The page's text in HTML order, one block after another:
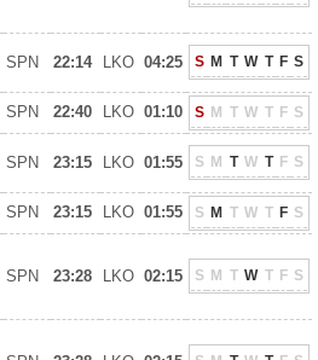
SPN 22:14 LKO 04:25 S M T W T F S
SPN 22:40 LKO 01:10 S M T W T F S
SPN 23:15 LKO 01:55 S M T W T F S
SPN 23:15 LKO 01:55 S M T W T F S
SPN 23:28 LKO 02:15 S M T W T F S